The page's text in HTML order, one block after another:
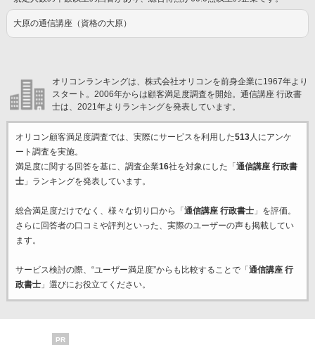
大原の通信講座（資格の大原）
オリコンランキングは、株式会社オリコンを前身企業に1967年より
スタート。2006年からは顧客満足度調査を開始。通信講座 行政書
士は、2021年よりランキングを発表しています。
オリコン顧客満足度調査では、実際にサービスを利用した513人にアンケ
ート調査を実施。
満足度に関する回答を基に、調査企業16社を対象にした「 通信講座 行政書
士」ランキングを発表しています。
総合満足度だけでなく、様々な切り口から「 通信講座 行政書士」を評価。
さらに回答者の口コミや評判といった、実際のユーザーの声も掲載してい
ます。
サービス検討の際、“ユーザー満足度”からも比較することで「 通信講座 行
政書士」選びにお役立てください。
PR